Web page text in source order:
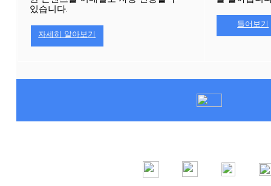
있습니다.
자세히 알아보기
들어보기